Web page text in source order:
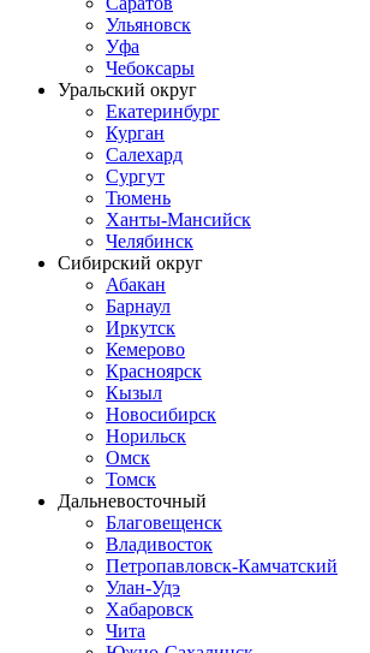
Ульяновск
Уфа
Чебоксары
Уральский округ
Екатеринбург
Курган
Салехард
Сургут
Тюмень
Ханты-Мансийск
Челябинск
Сибирский округ
Абакан
Барнаул
Иркутск
Кемерово
Красноярск
Кызыл
Новосибирск
Норильск
Омск
Томск
Дальневосточный
Благовещенск
Владивосток
Петропавловск-Камчатский
Улан-Удэ
Хабаровск
Чита